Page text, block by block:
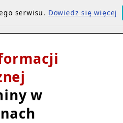
w
serwisu. Dowiedz się więcej